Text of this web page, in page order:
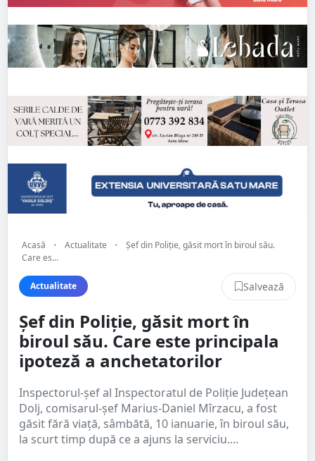
Acasă • Actualitate •
Șef din Poliție, găsit mort în biroul său.
Care es...
Actualitate Salvează
Șef din Poliție, găsit mort în
biroul său. Care este principala
ipoteză a anchetatorilor
Inspectorul-şef al Inspectoratul de Poliție Județean
Dolj, comisarul-şef Marius-Daniel Mîrzacu, a fost
găsit fără viaţă, sâmbătă, 10 ianuarie, în biroul său,
la scurt timp după ce a ajuns la serviciu....